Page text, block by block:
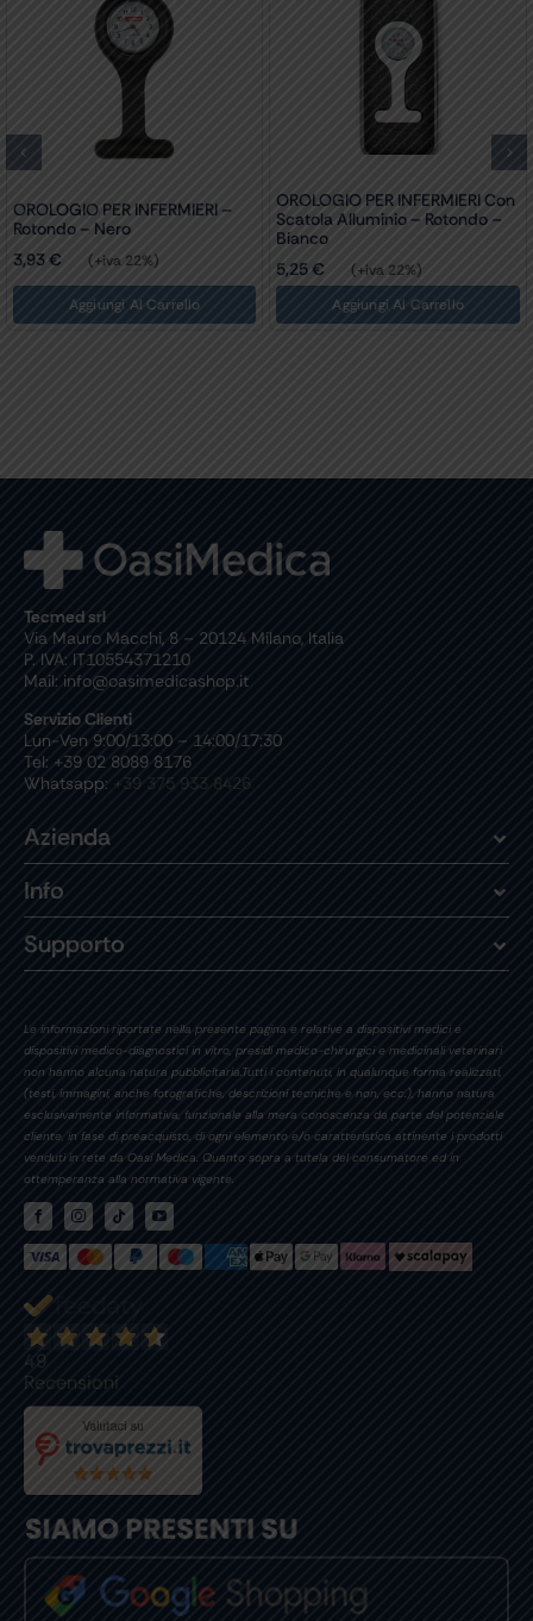
OROLOGIO PER INFERMIERI –
Rotondo – Nero
3,93€ (+iva 22%)
Aggiungi Al Carrello
OROLOGIO PER INFERMIERI Con
Scatola Alluminio – Rotondo –
Bianco
5,25€
(+iva 22%)
Aggiungi Al Carrello
Tecmed srl
Via Mauro Macchi, 8 – 20124 Milano, Italia
P. IVA: IT10554371210
Mail: info@oasimedicashop.it
Servizio Clienti
Lun-Ven 9:00/13:00 – 14:00/17:30
Tel: +39 02 8089 8176
Whatsapp: +39 375 933 8426
Azienda
Info
Supporto
Le informazioni riportate nella presente pagina e relative a dispositivi medici e
dispositivi medico-diagnostici in vitro, presidi medico-chirurgici e medicinali veterinari
non hanno alcuna natura pubblicitaria.Tutti i contenuti, in qualunque forma realizzati,
(testi, immagini, anche fotografiche, descrizioni tecniche e non, ecc.), hanno natura
esclusivamente informativa, funzionale alla mera conoscenza da parte del potenziale
cliente, in fase di preacquisto, di ogni elemento e/o caratteristica attinente i prodotti
venduti in rete da Oasi Medica. Quanto sopra a tutela del consumatore ed in
ottemperanza alla normativa vigente.
49
Recensioni